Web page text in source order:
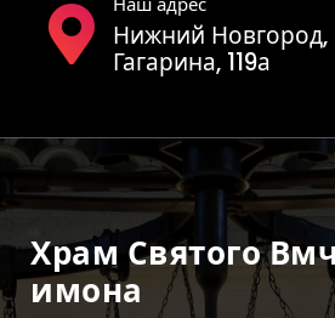
Нижний Новгород,
Гагарина, 119а
Храм Святого
Имона